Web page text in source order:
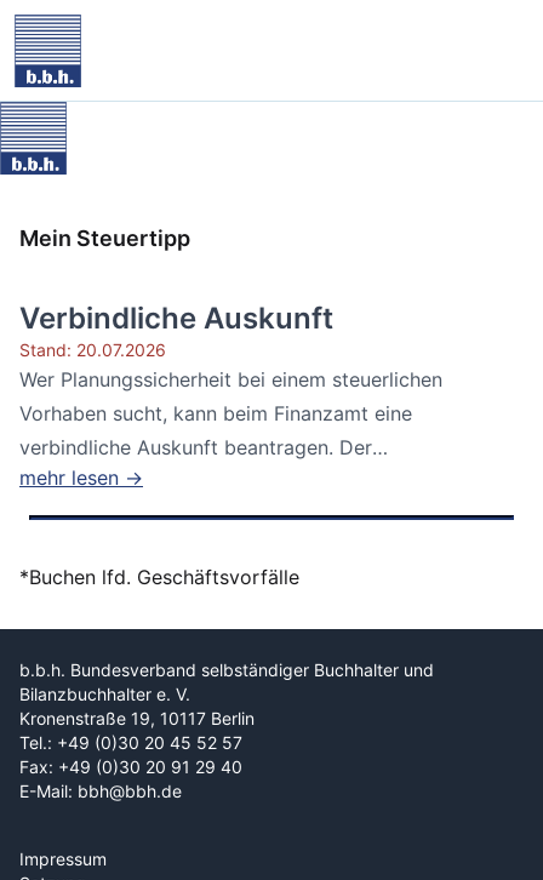
Mein Steuertipp
Verbindliche Auskunft
Stand: 20.07.2026
Wer Planungssicherheit bei einem steuerlichen
Vorhaben sucht, kann beim Finanzamt eine
verbindliche Auskunft beantragen. Der
Bundesfinanzhof...
mehr lesen →
*Buchen lfd. Geschäftsvorfälle
b.b.h. Bundesverband selbständiger Buchhalter und
Bilanzbuchhalter e. V.
Kronenstraße 19, 10117 Berlin
Tel.: +49 (0)30 20 45 52 57
Fax: +49 (0)30 20 91 29 40
E-Mail: bbh@bbh.de
Impressum